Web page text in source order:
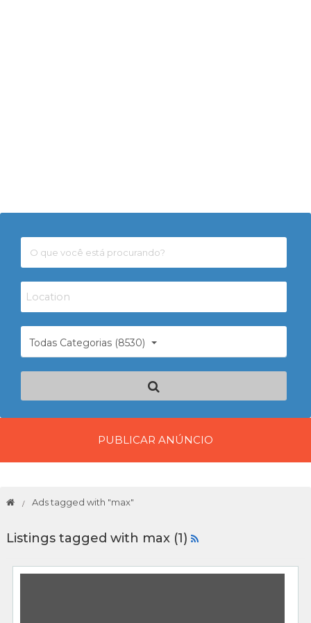
Todas Categorias (8530)
PUBLICAR ANÚNCIO
Ads tagged with "max"
Listings tagged with max (1)